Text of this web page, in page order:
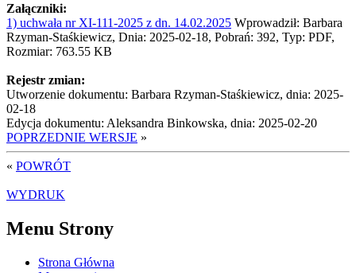
Załączniki:
1) uchwała nr XI-111-2025 z dn. 14.02.2025 Wprowadził: Barbara
Rzyman-Staśkiewicz, Dnia: 2025-02-18, Pobrań: 392, Typ: PDF,
Rozmiar: 763.55 KB
Rejestr zmian:
Utworzenie dokumentu: Barbara Rzyman-Staśkiewicz, dnia: 2025-
02-18
Edycja dokumentu: Aleksandra Binkowska, dnia: 2025-02-20
POPRZEDNIE WERSJE »
« POWRÓT
WYDRUK
Menu Strony
Strona Główna